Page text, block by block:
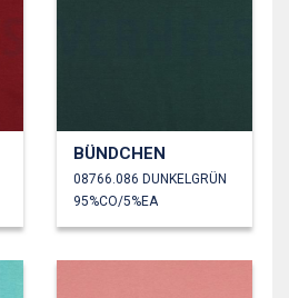
BÜNDCHEN
08766.086 DUNKELGRÜN
95%CO/5%EA